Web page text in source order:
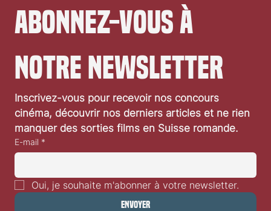
Abonnez-vous à
notre newsletter
Inscrivez-vous pour recevoir nos concours
cinéma, découvrir nos derniers articles et ne rien
manquer des sorties films en Suisse romande.
E-mail *
Oui, je souhaite m'abonner à votre newsletter.
Envoyer